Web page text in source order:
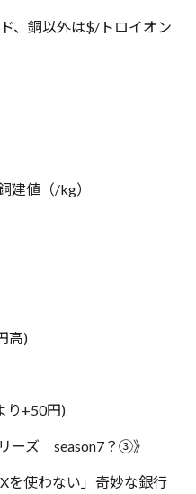
、銅以外は$/トロイオン
建値（/kg）
高)
り+50円)
ーズ season7？③》
を使わない」奇妙な銀行